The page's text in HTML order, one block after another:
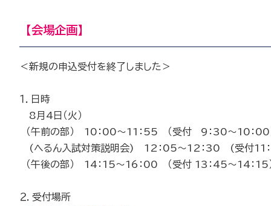
【会場企画】
＜新規の申込受付を終了しました＞
１．日時
8月4日（火）
（午前の部） 10：00～11：55 （受付 9：30～10：00
(へるん入試対策説明会) 12：05～12：30 (受付11
（午後の部） 14：15～16：00 （受付 13：45～14：15
２．受付場所